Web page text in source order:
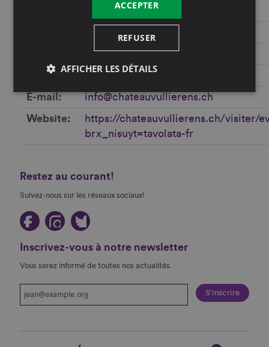
E-mail info@chateauvullierens.ch
Website
https://chateauvullierens.ch/visiter/
brx_nisuyt=tavolata-fr
Restez au courant!
Suivez-nous sur les réseaux sociaux!
Inscrivez-vous à notre newsletter
Vous serez informé de toutes nos actualités
ACCEPTER
REFUSER
AFFICHER LES DÉTAILS